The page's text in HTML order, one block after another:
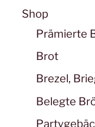
Shop
Prämierte
Brot
Brezel,
Belegte